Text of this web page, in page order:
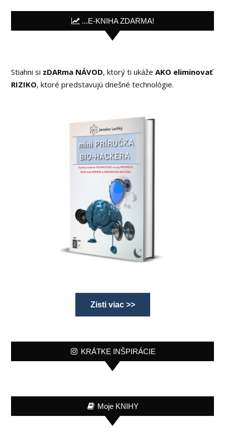
...E-KNIHA ZDARMA!
Stiahni si zDARma NÁVOD, ktorý ti ukážeAKO eliminovať
RIZIKO, ktoré predstavujú dnešné technológie.
Zisti viac >>
KRÁTKE INŠPIRÁCIE
Moje KNIHY